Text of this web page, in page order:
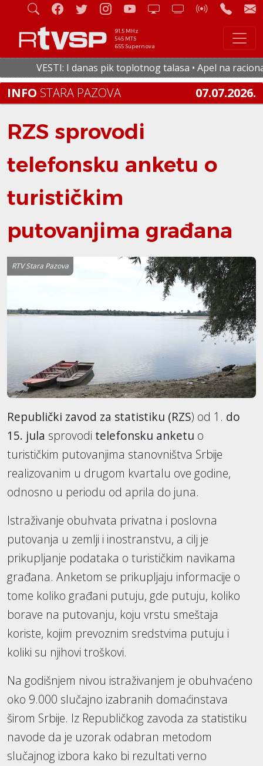
91.5 MHz
545 MTS
655 Supernova
VESTI: I danas pik toplotnog talasa • Apel na
INFO STARA PAZOVA 07.07.2026.
RZS sprovodi
telefonsku anketu o
turističkim
putovanjima građana
RTV Stara Pazova
Republički zavod za statistiku (RZS) od 1. do
15. jula sprovodi telefonsku anketu o
turističkim putovanjima stanovništva Srbije
realizovanim u drugom kvartalu ove godine,
odnosno u periodu od aprila do juna.
Istraživanje obuhvata privatna i poslovna
putovanja u zemlji i inostranstvu, a cilj je
prikupljanje podataka o turističkim navikama
građana. Anketom se prikupljaju informacije o
tome koliko građani putuju, gde putuju, koliko
borave na putovanju, koju vrstu smeštaja
koriste, kojim prevoznim sredstvima putuju i
koliki su njihovi troškovi.
Na godišnjem nivou istraživanjem je obuhvaćeno
oko 9.000 slučajno izabranih domaćinstava
širom Srbije. Iz Republičkog zavoda za statistiku
navode da je uzorak odabran metodom
slučajnog izbora kako bi rezultati verno